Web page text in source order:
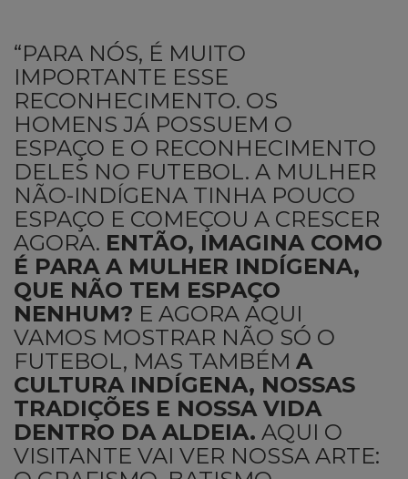
“PARA NÓS, É MUITO
IMPORTANTE ESSE
RECONHECIMENTO. OS
HOMENS JÁ POSSUEM O
ESPAÇO E O RECONHECIMENTO
DELES NO FUTEBOL. A MULHER
NÃO-INDÍGENA TINHA POUCO
ESPAÇO E COMEÇOU A CRESCER
AGORA. ENTÃO, IMAGINA COMO
É PARA A MULHER INDÍGENA,
QUE NÃO TEM ESPAÇO
NENHUM? E AGORA AQUI
VAMOS MOSTRAR NÃO SÓ O
FUTEBOL, MAS TAMBÉM A
CULTURA INDÍGENA, NOSSAS
TRADIÇÕES E NOSSA VIDA
DENTRO DA ALDEIA. AQUI O
VISITANTE VAI VER NOSSA ARTE: